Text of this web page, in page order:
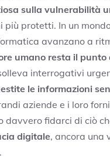
sulla vulnerabilità
più protetti. In un mondo
avanzano a
umano resta il punto
interrogativi
le informazioni
aziende e i loro
davvero fidarci di ciò
digitale, ancora una